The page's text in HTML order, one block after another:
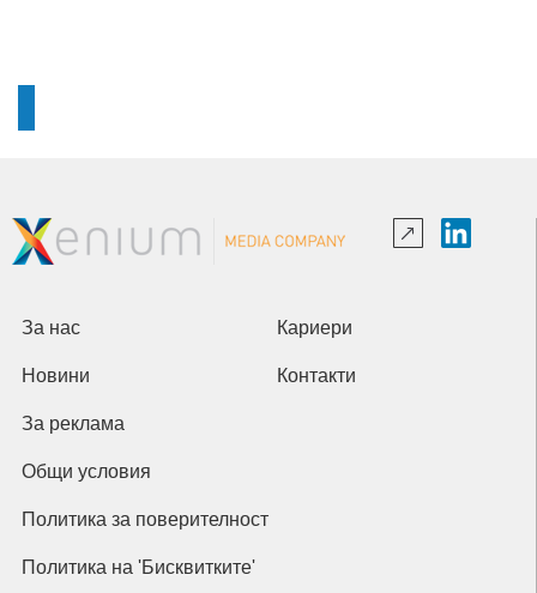
За нас Кариери
Новини Контакти
За реклама
Общи условия
Политика за поверителност
Политика на 'Бисквитките'